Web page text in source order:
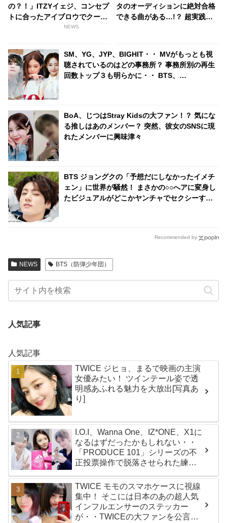
の？！」ITZYイェジ、コンセプ
トに合ったアイブロウでクール
な印象を大チェンジ！
NEWS
タのオーディションに絶対合格
できる曲がある…!？ 超実践的
SM、YG、JYP、BIGHIT・・ MVがもっとも視
聴されているのはどの事務所？ 事務所別の再生
回数トップ３も明らかに・・ BTS、
BoA、じつはStray Kidsの大ファン！？ 気にな
る推しはあのメンバー？ 突然、彼女のSNSに現
れたメンバーに興味津々
BTS ジョングクの「予想だにしなかったイメチ
ェン」に世界が騒然！ まさかの○○へアに変身し
たビジュアルがどこかヤンチャでセクシーすぎ
Recommended by
NEWS BTS（防弾少年団）
人気記事
人気記事
TWICE ジヒョ、まるで映画の主演
女優みたい！ ツインテール姿で透
明感あふれる魅力を大放出[写真あ
り]
I.O.I、Wanna One、IZ*ONE、X1に
なるはずだったかもしれない・・
「PRODUCE 101」シリーズの不
正投票操作で脱落させられた練習
TWICE モモのスマホケースに視線
集中！ そこには日本のあの超人気
インフルエンサーのステッカー
が・・TWICEの大ファンを公言す